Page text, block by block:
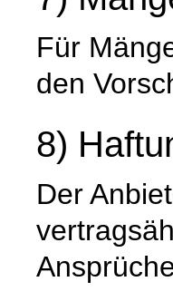
Für
den
8)
Der